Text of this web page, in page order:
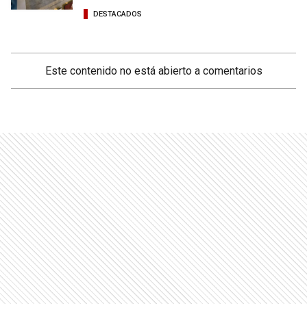
DESTACADOS
Este contenido no está abierto a comentarios